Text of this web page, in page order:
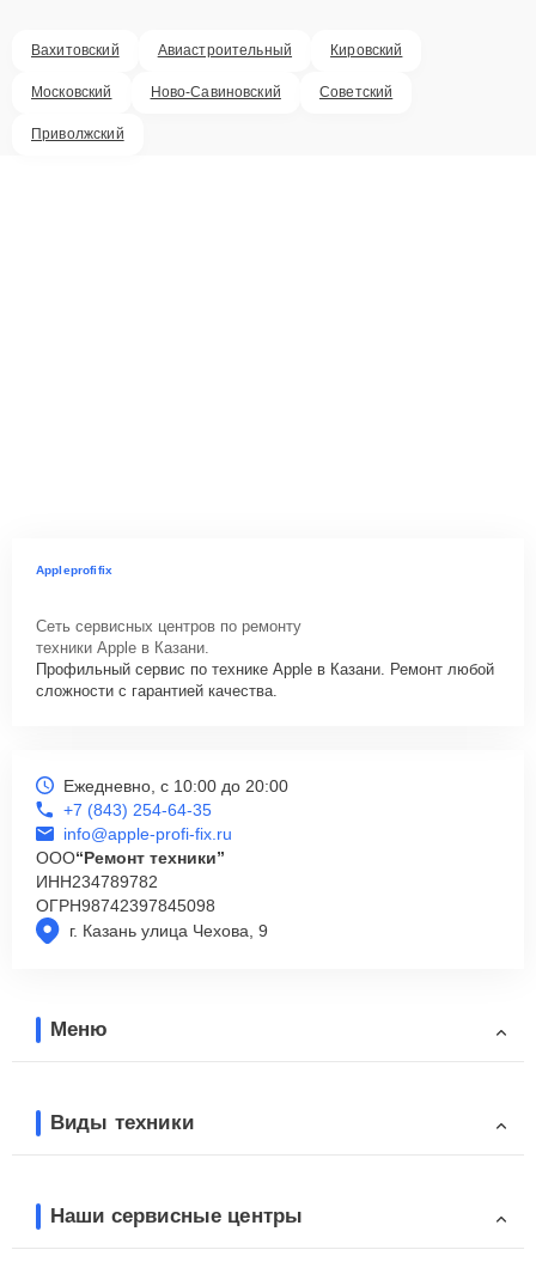
Вахитовский Авиастроительный Кировский
Московский Ново-Савиновский Советский
Приволжский
Appleprofifix
Сеть сервисных центров по ремонту
техники Apple в Казани.
Профильный сервис по технике Apple в Казани. Ремонт любой
сложности с гарантией качества.
г. Казань улица Чехова, 9
Ежедневно, с 10:00 до 20:00
+7 (843) 254-64-35
info@apple-profi-fix.ru
ООО“Ремонт техники”
ИНН234789782
ОГРН98742397845098
Меню
Виды техники
Наши сервисные центры